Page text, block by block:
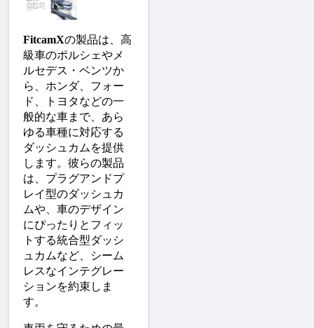
FitcamXの製品は、高
級車のポルシェやメ
ルセデス・ベンツか
ら、ホンダ、フォー
ド、トヨタなどの一
般的な車まで、あら
ゆる車種に対応する
ダッシュカムを提供
します。彼らの製品
は、プラグアンドプ
レイ型のダッシュカ
ムや、車のデザイン
にぴったりとフィッ
トする統合型ダッシ
ュカムなど、シーム
レスなインテグレー
ションを約束しま
す。